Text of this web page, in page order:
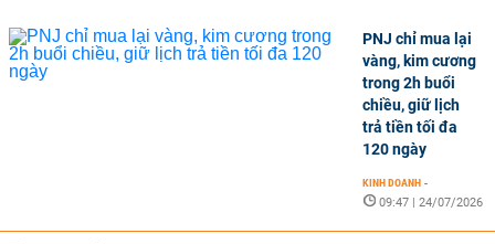
PNJ chỉ mua lại
vàng, kim cương
trong 2h buổi
chiều, giữ lịch
trả tiền tối đa
120 ngày
KINH DOANH -
09:47 | 24/07/2026